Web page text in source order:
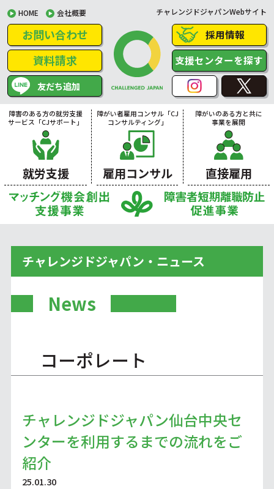
HOME 会社概要 チャレンジドジャパンWebサイト
お問い合わせ
資料請求
友だち追加
採用情報
支援センターを探す
障害のある方の就労支援
サービス「CJサポート」
就労支援
障がい者雇用コンサル「CJ
コンサルティング」
雇用コンサル
障がいのある方と共に
事業を展開
直接雇用
チャレンジドジャパン・ニュース
News
コーポレート
チャレンジドジャパン仙台中央セ
ンターを利用するまでの流れをご
紹介
25.01.30